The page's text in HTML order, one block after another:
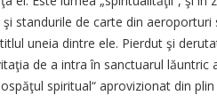
standurile de carte din aeroporturi
uneia dintre ele. Pierdut şi
de a intra în sanctuarul lăuntric
spiritual“ aprovizionat din